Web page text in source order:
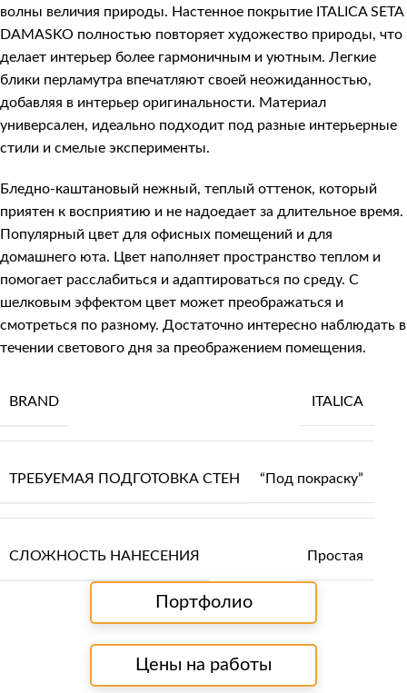
волны величия природы. Настенное покрытие ITALICA SETA
DAMASKO полностью повторяет художество природы, что
делает интерьер более гармоничным и уютным. Легкие
блики перламутра впечатляют своей неожиданностью,
добавляя в интерьер оригинальности. Материал
универсален, идеально подходит под разные интерьерные
стили и смелые эксперименты.
Бледно-каштановый нежный, теплый оттенок, который
приятен к восприятию и не надоедает за длительное время.
Популярный цвет для офисных помещений и для
домашнего юта. Цвет наполняет пространство теплом и
помогает расслабиться и адаптироваться по среду. С
шелковым эффектом цвет может преображаться и
смотреться по разному. Достаточно интересно наблюдать в
течении светового дня за преображением помещения.
BRAND ITALICA
ТРЕБУЕМАЯ ПОДГОТОВКА СТЕН “Под покраску”
СЛОЖНОСТЬ НАНЕСЕНИЯ Простая
Портфолио
Цены на работы